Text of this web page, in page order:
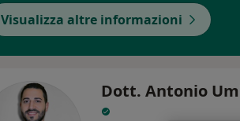
Visualizza altre informazioni
Dott. Antonio